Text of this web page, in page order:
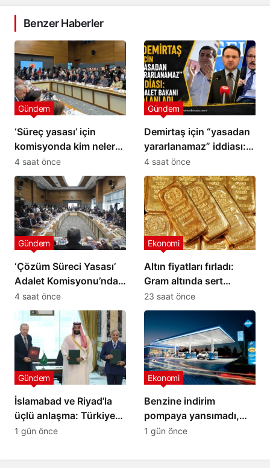
Benzer Haberler
‘Süreç yasası’ için
komisyonda kim neler
söyledi?
Gündem
4 saat önce
Demirtaş için “yasadan
yararlanamaz” iddiası:
Adalet Bakanı yalanladı
Gündem
4 saat önce
‘Çözüm Süreci Yasası’
Adalet Komisyonu’ndan
geçti
Gündem
4 saat önce
Altın fiyatları fırladı:
Gram altında sert
yükseliş
Ekonomi
23 saat önce
İslamabad ve Riyad’la
üçlü anlaşma: Türkiye
yeni savunma ittifakını
Gündem
1 gün önce
Benzine indirim
pompaya yansımadı,
yeni zam geliyor
Ekonomi
1 gün önce